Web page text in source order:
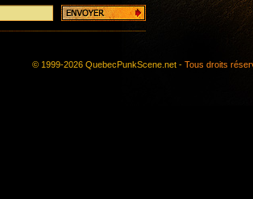
© 1999-2026 QuebecPunkScene.net - Tous droits